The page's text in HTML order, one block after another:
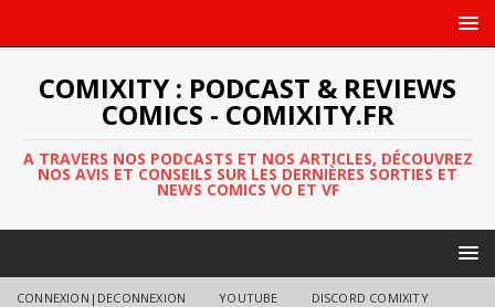
COMIXITY : PODCAST & REVIEWS
COMICS - COMIXITY.FR
A TRAVERS NOS PODCASTS ET NOS ARTICLES, DÉCOUVREZ
NOS AVIS ET CONSEILS SUR LES DERNIÈRES SORTIES ET
NEWS COMICS VO ET VF
CONNEXION|DECONNEXION YOUTUBE DISCORD COMIXITY